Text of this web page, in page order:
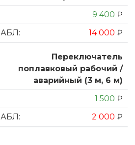
9 400 ₽
14 000 ₽
Переключатель
поплавковый рабочий /
аварийный (3 м, 6 м)
1 500 ₽
2 000 ₽